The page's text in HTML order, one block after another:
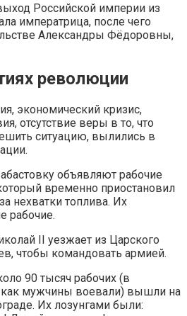
Российской империи из
императрица, после чего
Александры Фёдоровны,
революции
экономический кризис,
отсутствие веры в то, что
ситуацию, вылились в
объявляют рабочие
временно приостановил
нехватки топлива. Их
рабочие.
II уезжает из Царского
чтобы командовать армией.
90 тысяч рабочих (в
мужчины воевали) вышли на
Их лозунгами были: